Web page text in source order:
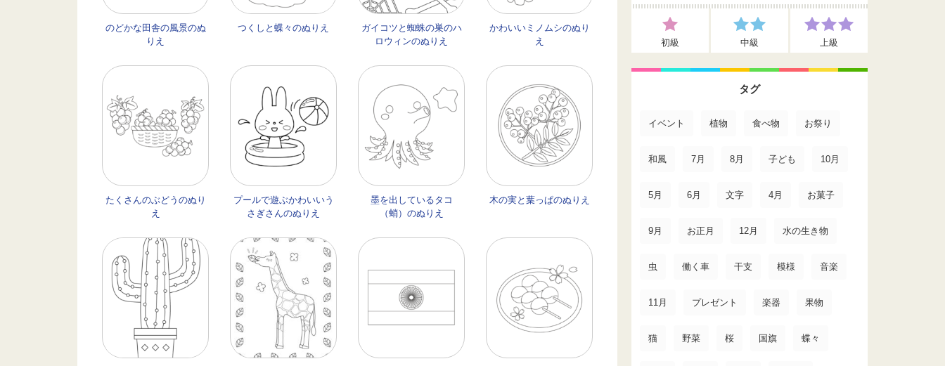
のどかな田舎の風景のぬ
りえ
つくしと蝶々のぬりえ
ガイコツと蜘蛛の巣のハ
ロウィンのぬりえ
かわいいミノムシのぬり
え
たくさんのぶどうのぬり
え
プールで遊ぶかわいいう
さぎさんのぬりえ
墨を出しているタコ
（蛸）のぬりえ
木の実と葉っぱのぬりえ
初級 中級 上級
タグ
イベント 植物 食べ物 お祭り
和風 7月 8月 子ども 10月
5月 6月 文字 4月 お菓子
9月 お正月 12月 水の生き物
虫 働く車 干支 模様 音楽
11月 プレゼント 楽器 果物
猫 野菜 桜 国旗 蝶々